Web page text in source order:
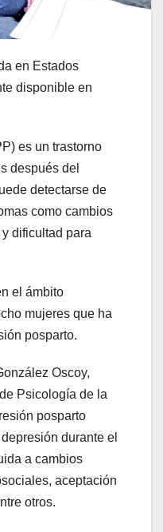
en Estados
disponible en
es un trastorno
después del
detectarse de
como cambios
dificultad para
el ámbito
mujeres que ha
posparto.
Oscoy,
Psicología de la
posparto
durante el
a cambios
aceptación
otros.